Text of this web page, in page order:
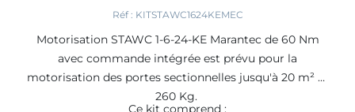
Réf : KITSTAWC1624KEMEC
Motorisation STAWC 1-6-24-KE Marantec de 60 Nm
avec commande intégrée est prévu pour la
motorisation des portes sectionnelles jusqu'à 20 m² et
260 Kg.
Ce kit comprend :